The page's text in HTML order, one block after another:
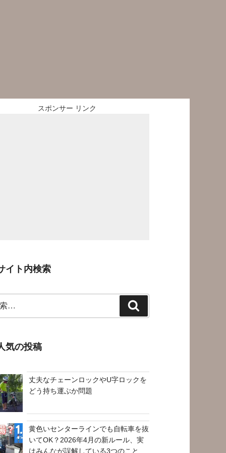
スポンサー リンク
イト内検索
索
気の投稿
丈夫なチェーンロックやU字ロックを
どう持ち運ぶか問題
黄色いセンターラインでも自転車を抜
いてOK？2026年4月の新ルール、実
はみんなが誤解している3つのこと